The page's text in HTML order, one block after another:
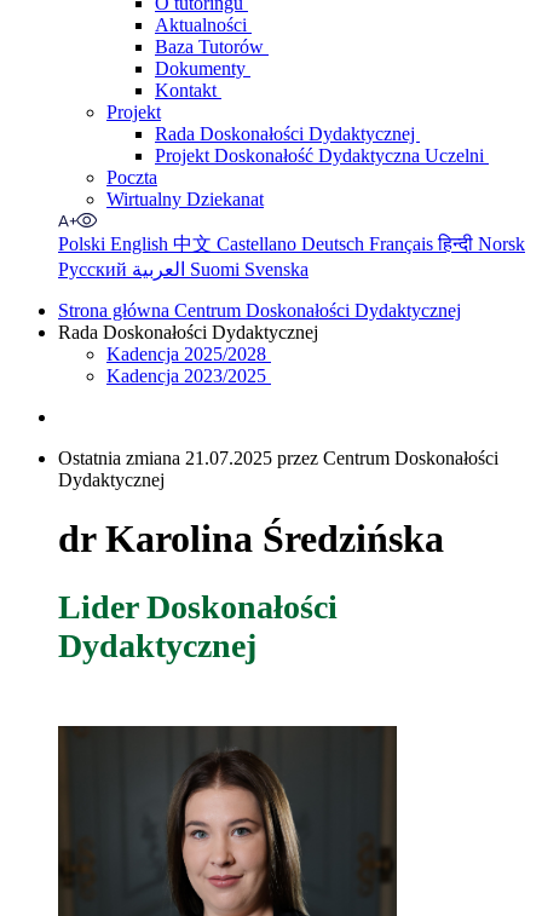
Aktualności
Baza Tutorów
Dokumenty
Kontakt
Projekt
Rada Doskonałości Dydaktycznej
Projekt Doskonałość Dydaktyczna Uczelni
Poczta
Wirtualny Dziekanat
Polski English 中文 Castellano Deutsch Françaisहिन्दी Norsk
Русский
Suomi Svenska
Strona główna Centrum Doskonałości Dydaktycznej
Rada Doskonałości Dydaktycznej
Kadencja 2025/2028
Kadencja 2023/2025
Ostatnia zmiana 21.07.2025 przez Centrum Doskonałości
Dydaktycznej
dr Karolina Średzińska
Lider Doskonałości
Dydaktycznej